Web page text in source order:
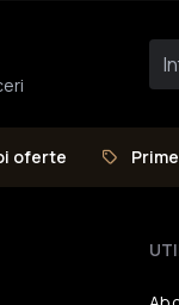
oferte